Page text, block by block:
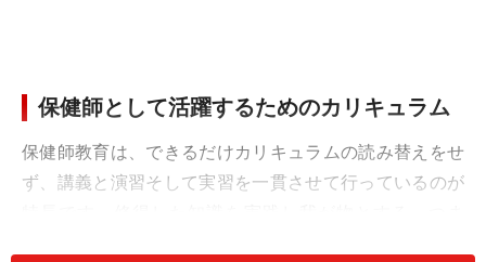
保健師として活躍するためのカリキュラム
保健師教育は、できるだけカリキュラムの読み替えをせ
ず、講義と演習そして実習を一貫させて行っているのが